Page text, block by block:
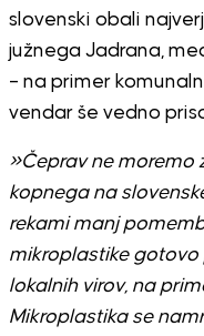
slovenski obali
južnega Jadrana,
– na primer
vendar še vedno
»Čeprav ne moremo
kopnega na
rekami manj
mikroplastike gotovo
lokalnih virov, na
Mikroplastika se